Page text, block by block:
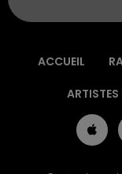
ACCUEIL